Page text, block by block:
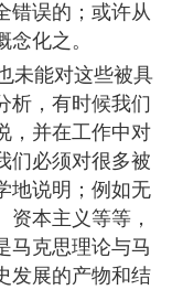
错误的；或许从
化之。
未能对这些被具
析，有时候我们
，并在工作中对
们必须对很多被
地说明；例如无
本主义等等，
马克思理论与马
发展的产物和结